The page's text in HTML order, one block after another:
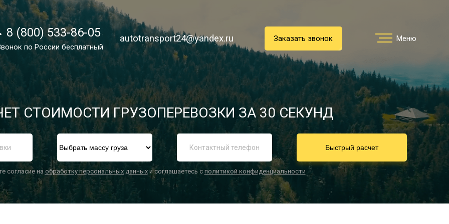
8 (800) 533-86-05
Звонок по России бесплатный
autotransport24@yandex.ru Заказать звонок Меню
Услуги
Преимущества
О компании
8 (800) 533-86-05
по России бесплатный
autotransport24@yandex.ru Заказать звонок Меню
СТОИМОСТИ ГРУЗОПЕРЕВОЗКИ ЗА 30 СЕКУНД
Быстрый расчет
согласие на обработку персональных данныхи соглашаетесь с политикой конфиденциальности